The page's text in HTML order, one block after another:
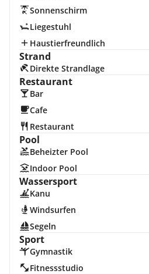
Sonnenschirm
Liegestuhl
Haustierfreundlich
Strand
Direkte Strandlage
Restaurant
Bar
Cafe
Restaurant
Pool
Beheizter Pool
Indoor Pool
Wassersport
Kanu
Windsurfen
Segeln
Sport
Gymnastik
Fitnessstudio